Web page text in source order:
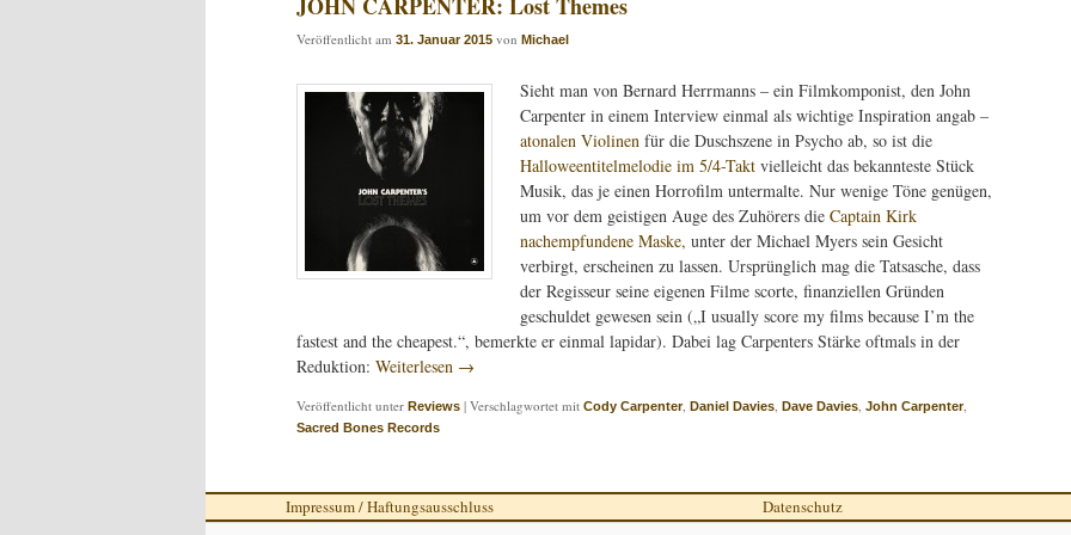
Veröffentlicht am 31. Januar 2015 von Michael
Sieht man von Bernard Herrmanns – ein Filmkomponist, den John
Carpenter in einem Interview einmal als wichtige Inspiration angab –
atonalen Violinenfür die Duschszene in Psycho ab, so ist die
Halloweentitelmelodie im 5/4-Takt vielleicht das bekannteste Stück
Musik, das je einen Horrofilm untermalte. Nur wenige Töne genügen,
um vor dem geistigen Auge des Zuhörers dieCaptain Kirk
nachempfundene Maske, unter der Michael Myers sein Gesicht
verbirgt, erscheinen zu lassen. Ursprünglich mag die Tatsasche, dass
der Regisseur seine eigenen Filme scorte, finanziellen Gründen
geschuldet gewesen sein („I usually score my films because I’m the
fastest and the cheapest.“, bemerkte er einmal lapidar). Dabei lag Carpenters Stärke oftmals in der
Reduktion: Weiterlesen →
Veröffentlicht unter Reviews | Verschlagwortet mit Cody Carpenter, Daniel Davies Dave Davies John Carpenter,
Sacred Bones Records
Impressum / Haftungsausschluss Datenschutz